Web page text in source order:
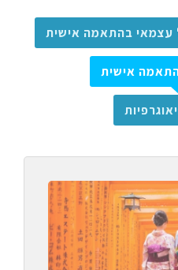
עצמאי בהתאמה אישית
אישית